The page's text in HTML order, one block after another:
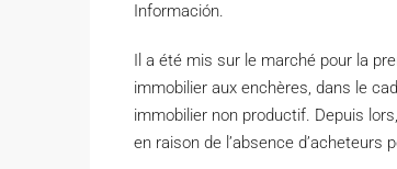
Información.
Il a été mis sur le marché pour la
immobilier aux enchères, dans le
immobilier non productif. Depuis
en raison de l’absence d’acheteurs